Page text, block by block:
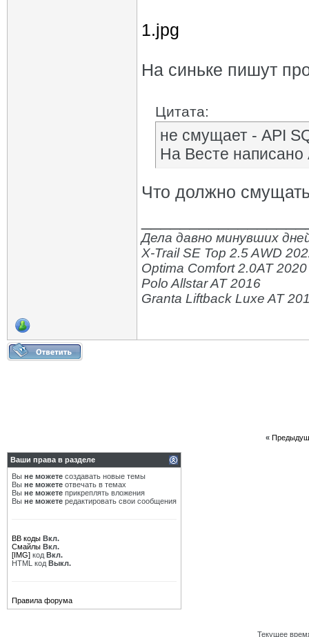
1.jpg
На синьке пишут
Цитата:
не смущает - API
На Весте написано
Что должно
Дела давно минувших
X-Trail SE Top 2.5 AWD
Optima Comfort 2.0AT 2020
Polo Allstar AT 2016
Granta Liftback Luxe AT
«
Ваши права в разделе
Вы не можете создавать новые темы
Вы не можете отвечать в темах
Вы не можете прикреплять вложения
Вы не можете редактировать свои сообщения
BB коды Вкл.
Смайлы Вкл.
[IMG] код Вкл.
HTML код Выкл.
Правила форума
Текущее